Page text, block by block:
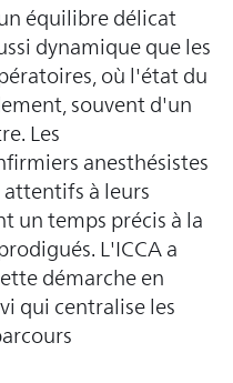
équilibre délicat
dynamique que les
où l'état du
souvent d'un
Les
anesthésistes
à leurs
un temps précis à la
L'ICCA a
démarche en
qui centralise les